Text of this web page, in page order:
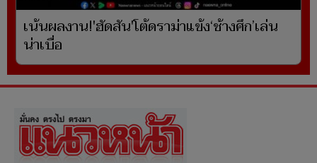
เน้นผลงาน!'ฮัดสัน'โต้ดราม่าแข้ง‘ช้างศึก’เล่น
น่าเบื่อ